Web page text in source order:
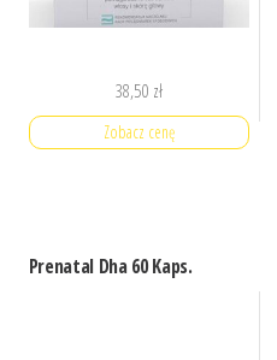
38,50 zł
Zobacz cenę
Prenatal Dha 60 Kaps.